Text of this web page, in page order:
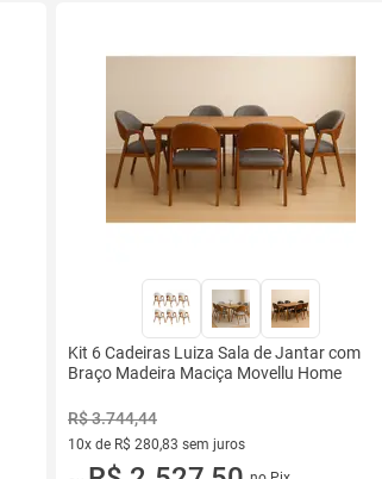
Kit 6 Cadeiras Luiza Sala de Jantar com
Braço Madeira Maciça Movellu Home
R$ 3.744,44
10x de R$ 280,83 sem juros
10 vez de R$ 280,83 sem juros